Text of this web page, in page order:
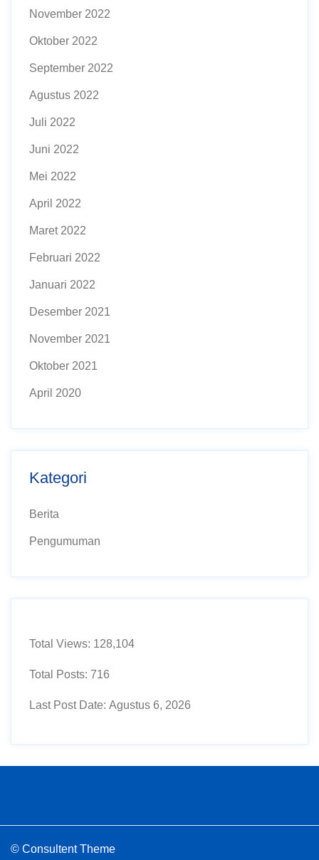
November 2022
Oktober 2022
September 2022
Agustus 2022
Juli 2022
Juni 2022
Mei 2022
April 2022
Maret 2022
Februari 2022
Januari 2022
Desember 2021
November 2021
Oktober 2021
April 2020
Kategori
Berita
Pengumuman
Total Views: 128,104
Total Posts: 716
Last Post Date: Agustus 6, 2026
© Consultent Theme